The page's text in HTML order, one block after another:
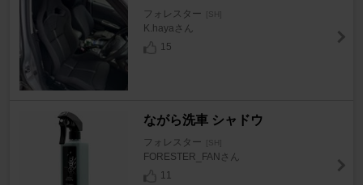
フォレスター [SH]
K.hayaさん
15
ながら洗車 シャドウ
フォレスター [SH]
FORESTER_FANさん
11